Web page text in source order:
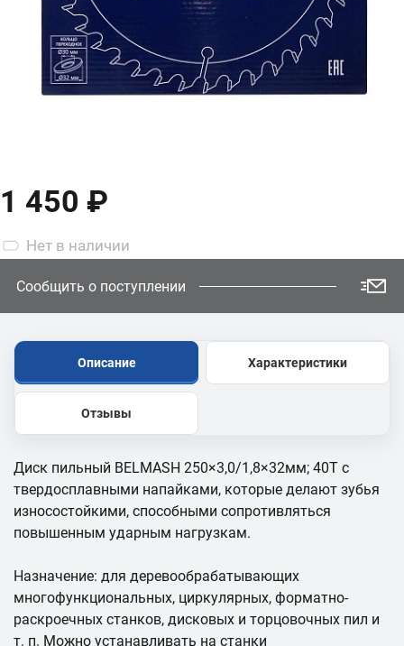
1 450 ₽
Нет в наличии
Сообщить о поступлении
Описание Характеристики
Отзывы
Диск пильный BELMASH 250×3,0/1,8×32мм; 40Т с
твердосплавными напайками, которые делают зубья
износостойкими, способными сопротивляться
повышенным ударным нагрузкам.
Назначение: для деревообрабатывающих
многофункциональных, циркулярных, форматно-
раскроечных станков, дисковых и торцовочных пил и
т. п. Можно устанавливать на станки